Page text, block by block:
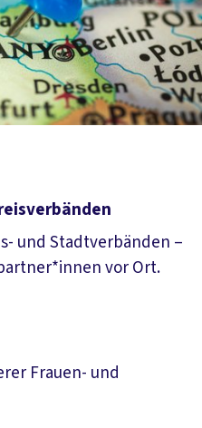
und Stadtverbänden –
vor Ort.
Frauen- und